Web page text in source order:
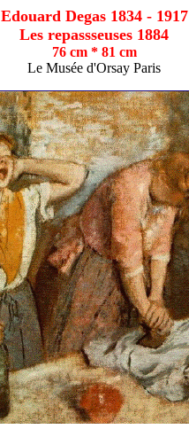
Edouard Degas 1834 - 1917
Les repassseuses 1884
76 cm * 81 cm
Le Musée d'Orsay Paris